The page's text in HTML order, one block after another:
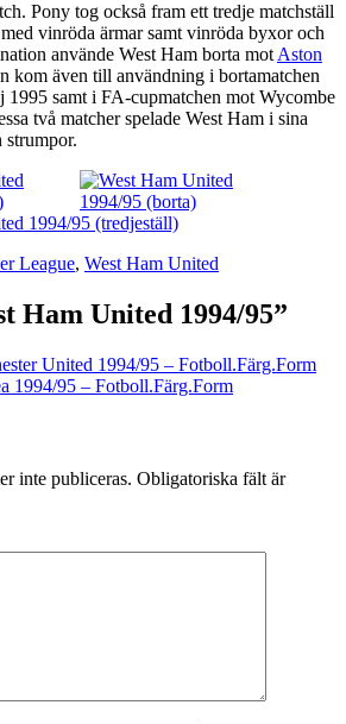
Pony tog också fram ett tredje matchställ
vinröda ärmar samt vinröda byxor och
använde West Ham borta motAston
kom även till användning i bortamatchen
1995 samt i FA-cupmatchen mot Wycombe
två matcher spelade West Ham i sina
League, West Ham United
Ham United 1994/95”
United 1994/95 – Fotboll.Färg.Form
1994/95 – Fotboll.Färg.Form
inte publiceras. Obligatoriska fält är